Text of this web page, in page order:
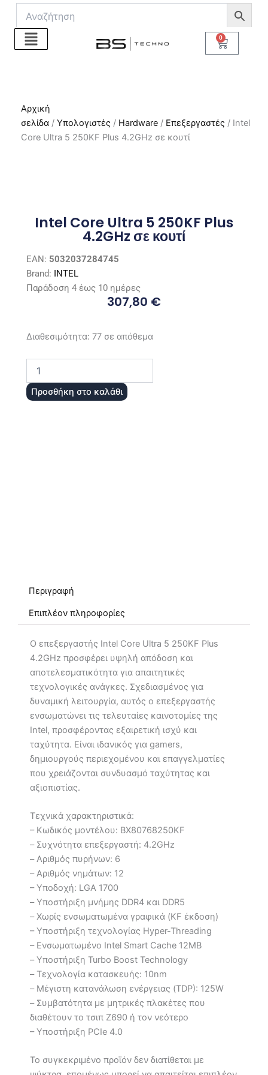
Μετάβαση
περιεχόμενο
0
Cart
Αρχική
σελίδα / Υπολογιστές / Hardware / Επεξεργαστές / Intel
Core Ultra 5 250KF Plus 4.2GHz σε κουτί
Intel Core Ultra 5 250KF Plus
4.2GHz σε κουτί
EAN: 5032037284745
Brand: INTEL
Παράδοση 4 έως 10 ημέρες
307,80 €
Διαθεσιμότητα: 77 σε απόθεμα
Intel
Ultra
250KF
Plus
Προσθήκη στο καλάθι
Περιγραφή
Επιπλέον πληροφορίες
Ο επεξεργαστής Intel Core Ultra 5 250KF Plus
4.2GHz προσφέρει υψηλή απόδοση και
αποτελεσματικότητα για απαιτητικές
τεχνολογικές ανάγκες. Σχεδιασμένος για
δυναμική λειτουργία, αυτός ο επεξεργαστής
ενσωματώνει τις τελευταίες καινοτομίες της
Intel, προσφέροντας εξαιρετική ισχύ και
ταχύτητα. Είναι ιδανικός για gamers,
δημιουργούς περιεχομένου και επαγγελματίες
που χρειάζονται συνδυασμό ταχύτητας και
αξιοπιστίας.
Τεχνικά χαρακτηριστικά:
– Κωδικός μοντέλου: BX80768250KF
– Συχνότητα επεξεργαστή: 4.2GHz
– Αριθμός πυρήνων: 6
– Αριθμός νημάτων: 12
– Υποδοχή: LGA 1700
– Υποστήριξη μνήμης DDR4 και DDR5
– Χωρίς ενσωματωμένα γραφικά (KF έκδοση)
– Υποστήριξη τεχνολογίας Hyper-Threading
– Ενσωματωμένο Intel Smart Cache 12MB
– Υποστήριξη Turbo Boost Technology
– Τεχνολογία κατασκευής: 10nm
– Μέγιστη κατανάλωση ενέργειας (TDP): 125W
– Συμβατότητα με μητρικές πλακέτες που
διαθέτουν το τσιπ Z690 ή τον νεότερο
– Υποστήριξη PCIe 4.0
Το συγκεκριμένο προϊόν δεν διατίθεται με